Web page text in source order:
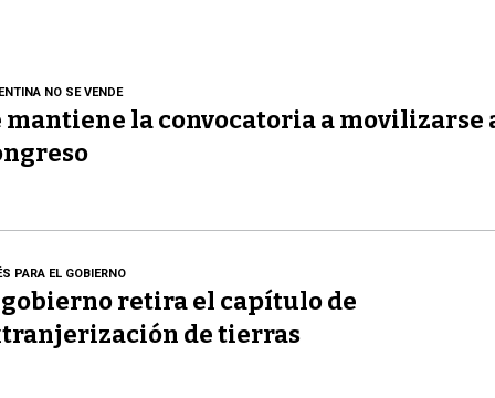
NO SE VENDE
mantiene la convocatoria a movilizarse
PARA EL GOBIERNO
gobierno retira el capítulo de
de tierras